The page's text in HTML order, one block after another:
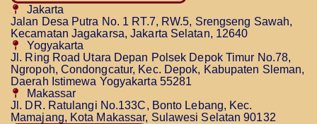
Jakarta
Jalan Desa Putra No. 1 RT.7, RW.5, Srengseng Sawah,
Kecamatan Jagakarsa, Jakarta Selatan, 12640
Yogyakarta
Jl. Ring Road Utara Depan Polsek Depok Timur No.78,
Ngropoh, Condongcatur, Kec. Depok, Kabupaten Sleman,
Daerah Istimewa Yogyakarta 55281
Makassar
Jl. DR. Ratulangi No.133C, Bonto Lebang, Kec.
Mamajang, Kota Makassar, Sulawesi Selatan 90132